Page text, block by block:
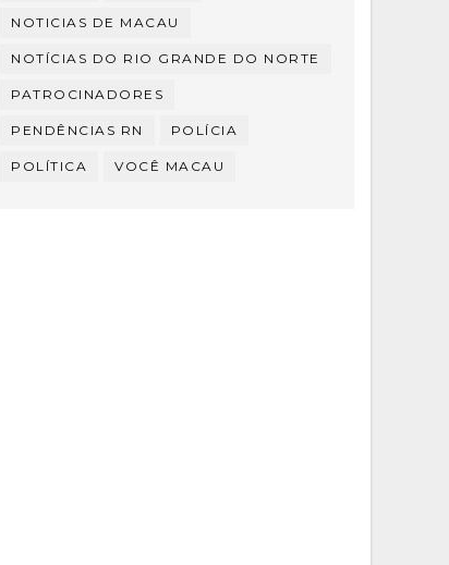
NOTICIAS DE MACAU
NOTÍCIAS DO RIO GRANDE DO NORTE
PATROCINADORES
PENDÊNCIAS RN POLÍCIA
POLÍTICA VOCÊ MACAU